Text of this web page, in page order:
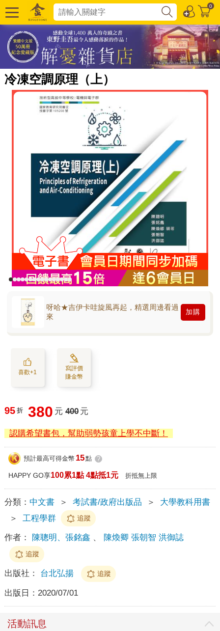
0
冷凍空調原理（上）
呀哈★吉伊卡哇旋風再起，精選周邊看過
來
加購
喜歡+1
寫評價
賺金幣
95 折 380 元 400 元
認購希望書包，幫助弱勢孩童上學不中斷！
預計最高可得金幣 15點 ?
HAPPY GO享100累1點 4點抵1元 折抵無上限
分類： 中文書 ＞ 考試書/政府出版品 ＞
大學教科用書
＞
工程學群 追蹤
作者： 陳聰明、張銘鑫 、 陳煥卿 張朝智 洪御誌
追蹤
出版社： 台北弘揚 追蹤
出版日： 2020/07/01
活動訊息